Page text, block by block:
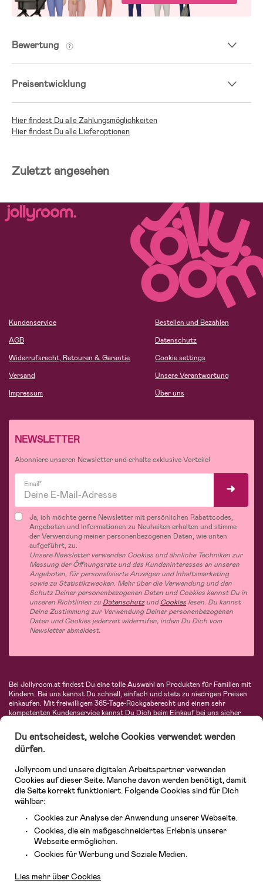
Bewertung
Preisentwicklung
Hier findest Du alle Zahlungsmöglichkeiten
Hier findest Du alle Lieferoptionen
Zuletzt angesehen
Kundenservice
AGB
Widerrufsrecht, Retouren & Garantie
Versand
Impressum
Bestellen und Bezahlen
Datenschutz
Cookie settings
Unsere Verantwortung
Über uns
NEWSLETTER
Abonniere unseren Newsletter und erhalte exklusive Vorteile!
Email*
Ja, ich möchte gerne Newsletter mit persönlichen Rabattcodes,
Angeboten und Informationen zu Neuheiten erhalten und stimme
der Verwendung meiner personenbezogenen Daten, wie unten
aufgeführt, zu.
Unsere Newsletter verwenden Cookies und ähnliche Techniken zur
Messung der Öffnungsrate und des Kundeninteresses an unseren
Angeboten, für personalisierte Anzeigen und Inhaltsmarketing
sowie zu Statistikzwecken. Mehr über die Verwendung und den
Schutz Deiner personenbezogenen Daten und Cookies kannst Du in
unseren Richtlinien zu DatenschutzundCookies lesen. Du kannst
Deine Zustimmung zur Verwendung Deiner personenbezogenen
Daten und Cookies jederzeit widerrufen, indem Du Dich vom
Newsletter abmeldest.
Bei Jollyroom.at findest Du eine tolle Auswahl an Produkten für Familien mit
Kindern. Bei uns kannst Du schnell, einfach und stets zu niedrigen Preisen
einkaufen. Mit freiwilligem 365-Tage-Rückgaberecht und einem sehr
kompetenten Kundenservice kannst Du Dich beim Einkauf bei uns sicher
Autositze, Kinder- und Babymode, Produkte für Mütter und eine Menge
fantastischer Einrichtungsgegenstände, Spielsachen, Babyprodukte und
vieles mehr. Wir haben Produkte von bekannten Herstellern wie Britax, Maxi-
Avent, Jack Wolfskin, Cybex, LEGO und vielen mehr. Schau Dich um in
unserem vielfältigen Onlineshop für Kinder & Babys. Willkommen!
Du entscheidest, welche Cookies verwendet werden
dürfen.
Jollyroom und unsere digitalen Arbeitspartner verwenden
Cookies auf dieser Seite. Manche davon werden benötigt, damit
die Seite korrekt funktioniert. Folgende Cookies sind für Dich
wählbar:
Cookies zur Analyse der Anwendung unserer Webseite.
Cookies, die ein maßgeschneidertes Erlebnis unserer
Webseite ermöglichen.
Cookies für Werbung und Soziale Medien.
Lies mehr über Cookies